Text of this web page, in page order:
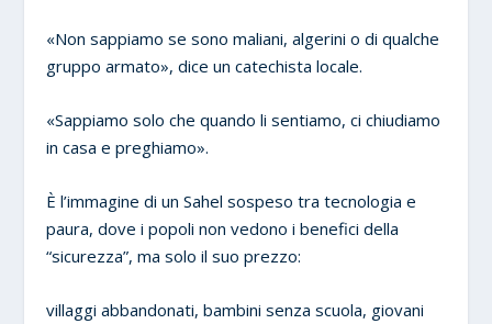
«Non sappiamo se sono maliani, algerini o di qualche
gruppo armato», dice un catechista locale.
«Sappiamo solo che quando li sentiamo, ci chiudiamo
in casa e preghiamo».
È l’immagine di un Sahel sospeso tra tecnologia e
paura, dove i popoli non vedono i benefici della
“sicurezza”, ma solo il suo prezzo:
villaggi abbandonati, bambini senza scuola, giovani